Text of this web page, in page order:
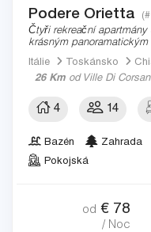
Podere Orietta
Čtyři rekreační
krásným panoramatickým
Itálie
Toskánsko
26 Km od Ville Di
4 14
Bazén Zahrada
Pokojská
od € 78
/ Noc